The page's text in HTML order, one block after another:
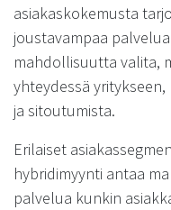
asiakaskokemusta
joustavampaa
mahdollisuutta valita,
yhteydessä
ja sitoutumista.
Erilaiset
hybridimyynti antaa
palvelua kunkin